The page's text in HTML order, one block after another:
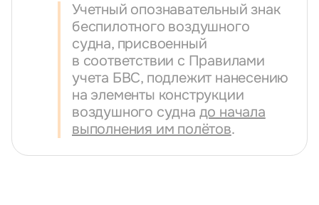
Учетный опознавательный знак
беспилотного воздушного
судна, присвоенный
в соответствии с Правилами
учета БВС, подлежит нанесению
на элементы конструкции
воздушного судна до начала
выполнения им полётов.